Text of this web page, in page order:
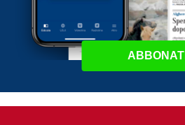
ABBONATI